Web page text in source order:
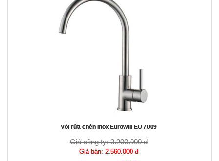
Vòi rửa chén Inox Eurowin EU 7009
Giá công ty:3.200.000 đ
Giá bán: 2.560.000 đ